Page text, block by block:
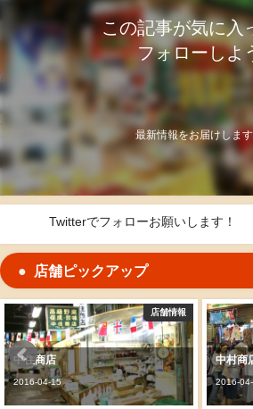
この記事が気に入
フォローしよ
最新情報をお届けします
Twitterでフォローお願いします！
店舗ピックアップ
情報 店舗情報
中村商店
2016-04-15